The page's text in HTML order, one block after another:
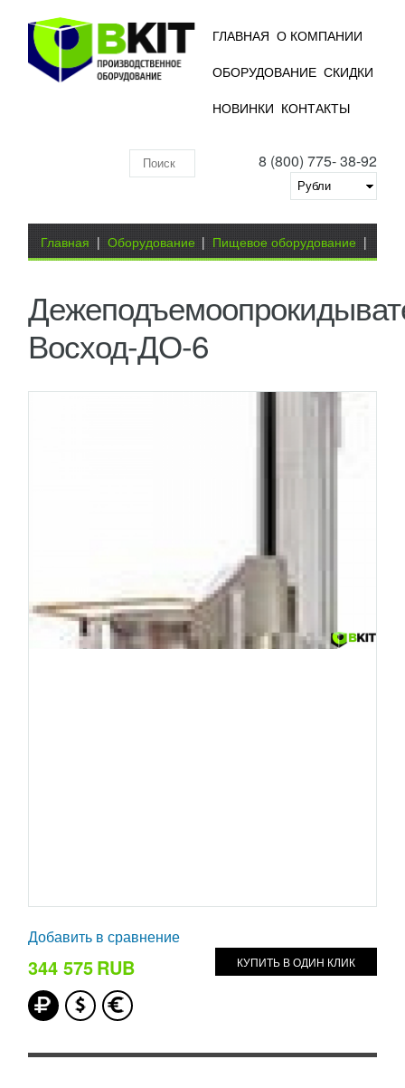
ГЛАВНАЯ О КОМПАНИИ
ОБОРУДОВАНИЕ СКИДКИ
НОВИНКИ КОНТАКТЫ
8 (800) 775- 38-92
складу
Вы здесь
Главная | Оборудование | Пищевое оборудование |
Дежеподъемоопрокидыватель Восход-ДО-6
Восход-ДО-6
Добавить в сравнение
344 575RUB КУПИТЬ В ОДИН КЛИК